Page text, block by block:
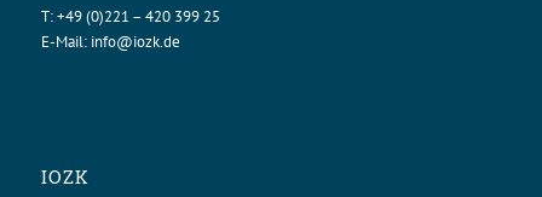
T:+49 (0)221 – 420 399 25
E-Mail: info@iozk.de
IOZK